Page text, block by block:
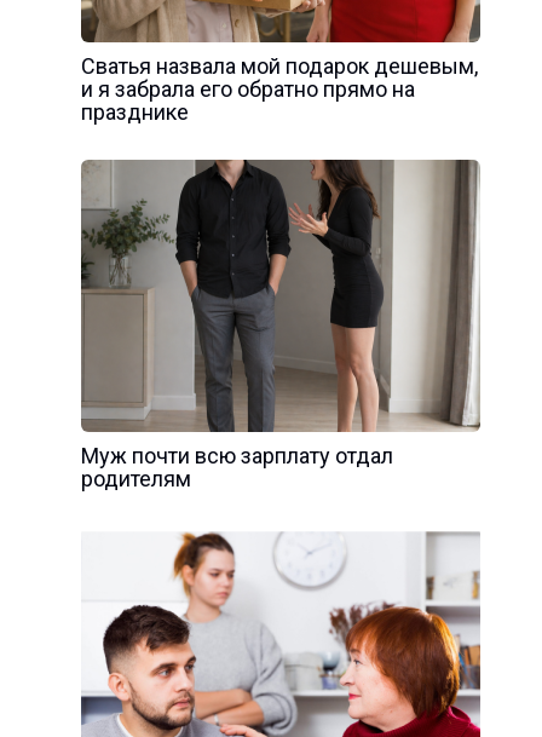
Сватья назвала мой подарок дешевым,
и я забрала его обратно прямо на
празднике
Муж почти всю зарплату отдал
родителям